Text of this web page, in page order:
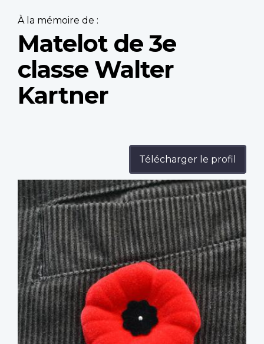
À la mémoire de :
Matelot de 3e
classe Walter
Kartner
Télécharger le profil
Profile
image